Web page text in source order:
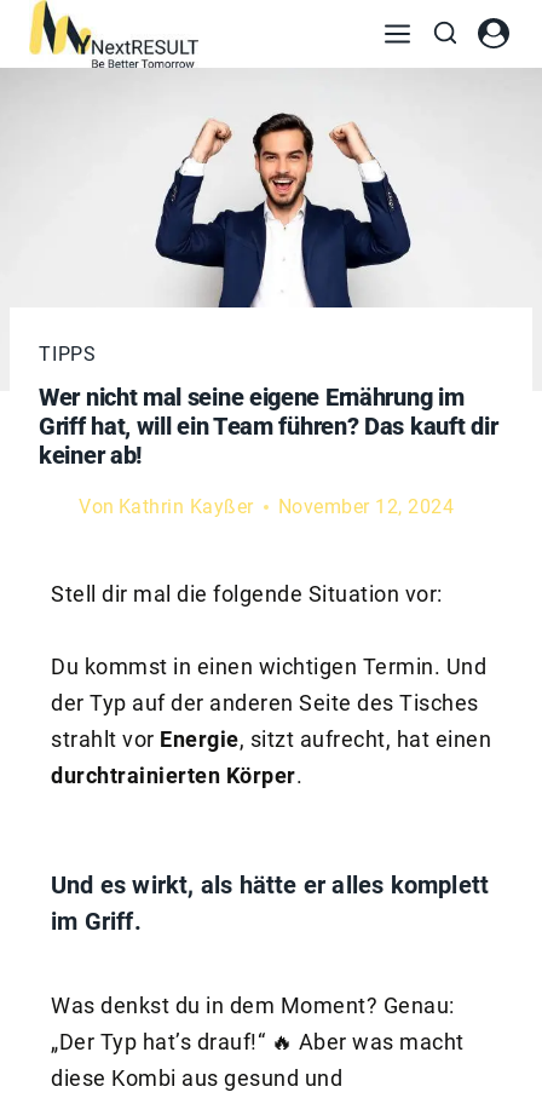
TIPPS
Wer nicht mal seine eigene Ernährung im
Griff hat, will ein Team führen? Das kauft dir
keiner ab!
Von Kathrin Kayßer November 12, 2024
Stell dir mal die folgende Situation vor:
Du kommst in einen wichtigen Termin. Und
der Typ auf der anderen Seite des Tisches
strahlt vor Energie, sitzt aufrecht, hat einen
durchtrainierten Körper.
Und es wirkt, als hätte er alles komplett
im Griff.
Was denkst du in dem Moment? Genau:
„Der Typ hat’s drauf!“ 🔥 Aber was macht
diese Kombi aus gesund und